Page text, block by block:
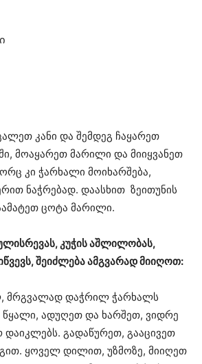
კანი და შემდეგ ჩაყარეთ
მოაყარეთ მარილი და მიიყვანეთ
კი ჭარხალი მოიხარშება,
ნაჭრებად. დაასხით ზეითუნის
ცოტა მარილი.
კუჭის აშლილობას,
შეიძლება ამგვარად მიიღოთ:
მრგვალად დაჭრილ ჭარხალს
წყალი, ადუღეთ და ხარშეთ, ვიდრე
გადაწურეთ, გააცივეთ
ყოველ დილით, უზმოზე, მიიღეთ